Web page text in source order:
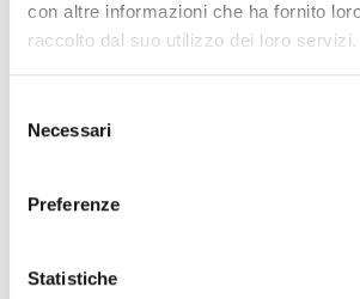
con altre informazioni che ha fornito
raccolto dal suo utilizzo dei loro servizi.
delNecessari
Preferenze
Statistiche
16 Luglio 2025
Credo sia illuminante conoscere
profondo che spesso ignoriamo. Ed
riflettere sull’importanza della parola